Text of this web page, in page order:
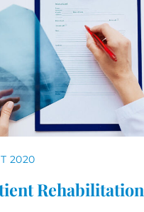
2020
Rehabilitation